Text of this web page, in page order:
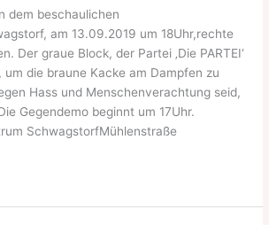
dem beschaulichen
am 13.09.2019 um 18Uhr,rechte
Der graue Block, der Partei ‚Die PARTEI‘
um die braune Kacke am Dampfen zu
Hass und Menschenverachtung seid,
Gegendemo beginnt um 17Uhr.
SchwagstorfMühlenstraße